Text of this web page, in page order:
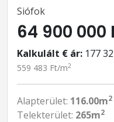
Siófok
64 900 000
Kalkulált € ár: 177
559 483 Ft/m2
Alapterület: 116.00m2
Telekterület: 265m2